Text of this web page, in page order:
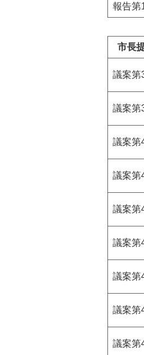
報告
市長
議案
議案
議案
議案
議案
議案
議案
議案
議案